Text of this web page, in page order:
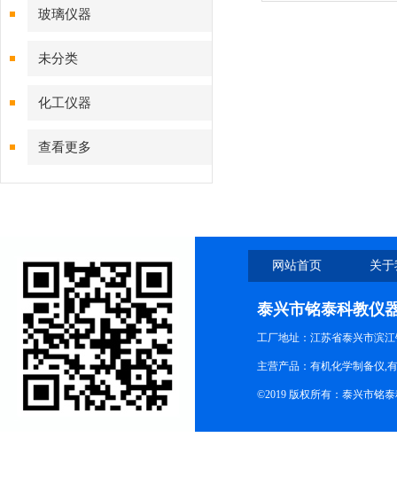
玻璃仪器
未分类
化工仪器
查看更多
网站首页 关
泰兴市铭泰科教仪
工厂地址：江苏省泰兴市滨
主营产品：有机化学制备仪,
©2019 版权所有：泰兴市铭